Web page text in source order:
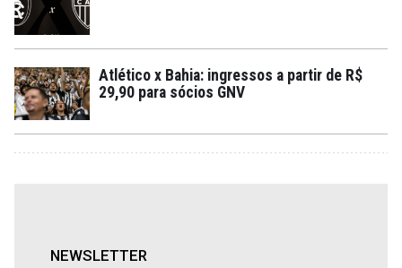
Atlético x Bahia: ingressos a partir de R$
29,90 para sócios GNV
NEWSLETTER